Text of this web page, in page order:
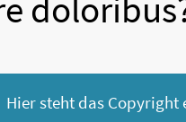
Hier steht das Copyright